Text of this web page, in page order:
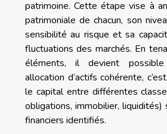
patrimoine. Cette étape vise à
patrimoniale de chacun, son
sensibilité au risque et sa
fluctuations des marchés. En
éléments, il devient
allocation d’actifs cohérente,
le capital entre différentes
obligations, immobilier,
financiers identifiés.